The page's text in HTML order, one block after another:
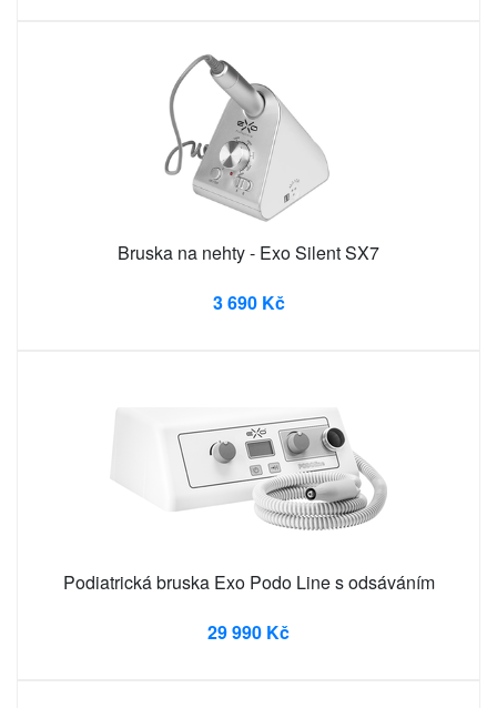
Bruska na nehty - Exo Silent SX7
3 690 Kč
Podiatrická bruska Exo Podo Line s odsáváním
29 990 Kč